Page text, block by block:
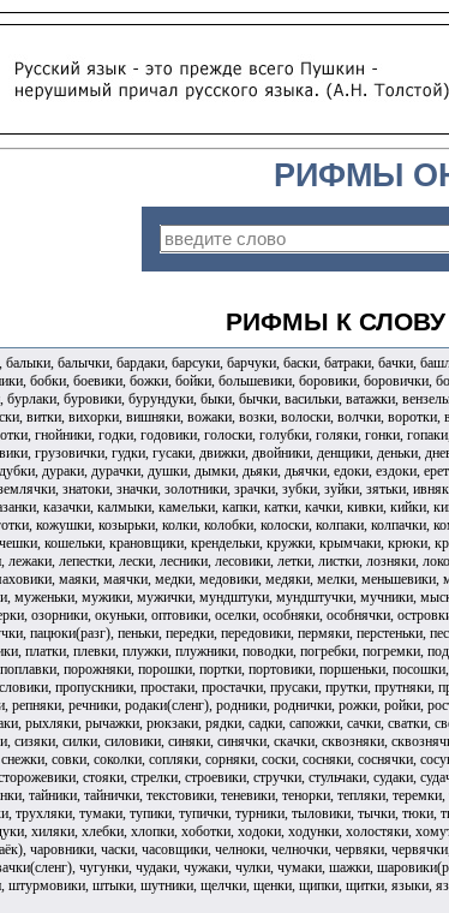
РИФМЫ
РИФМЫ К СЛОВУ
балычки, бардаки, барсуки, барчуки, баски, батраки, бачки,
бобки, боевики, божки, бойки, большевики, боровики, боровички,
буровики, бурундуки, быки, бычки, васильки, ватажки,
витки, вихорки, вишняки, вожаки, возки, волоски, волчки,
гнойники, годки, годовики, голоски, голубки, голяки, гонки,
грузовички, гудки, гусаки, движки, двойники, денщики, деньки,
дураки, дурачки, душки, дымки, дьяки, дьячки, едоки, ездоки,
знатоки, значки, золотники, зрачки, зубки, зуйки, зятьки,
казачки, калмыки, камельки, капки, катки, качки, кивки, кийки,
кожушки, козырьки, колки, колобки, колоски, колпаки, колпачки,
кошельки, крановщики, крендельки, кружки, крымчаки, крюки,
лежаки, лепестки, лески, лесники, лесовики, летки, листки, лозняки,
маяки, маячки, медки, медовики, медяки, мелки,
муженьки, мужики, мужички, мундштуки, мундштучки, мучники,
озорники, окуньки, оптовики, оселки, особняки, особнячки,
пацюки(разг), пеньки, передки, передовики, пермяки, перстеньки,
платки, плевки, плужки, плужники, поводки, погребки, погремки,
порожняки, порошки, портки, портовики, поршеньки,
пропускники, простаки, простачки, прусаки, прутки,
репняки, речники, родаки(сленг), родники, роднички, рожки, ройки,
рыхляки, рычажки, рюкзаки, рядки, садки, сапожки, сачки, сватки,
сизяки, силки, силовики, синяки, синячки, скачки, сквозняки,
совки, соколки, сопляки, сорняки, соски, сосняки, соснячки,
стояки, стрелки, строевики, стручки, стульчаки, судаки,
тайники, тайнички, текстовики, теневики, тенорки, тепляки,
трухляки, тумаки, тупики, тупички, турники, тыловики, тычки,
хиляки, хлебки, хлопки, хоботки, ходоки, ходунки, холостяки,
чаровники, часки, часовщики, челноки, челночки, червяки,
чугунки, чудаки, чужаки, чулки, чумаки, шажки,
штыки, шутники, щелчки, щенки, щипки, щитки, языки,